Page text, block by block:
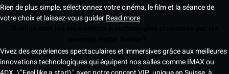
Rien de plus simple, sélectionnez votre cinéma, le film et la séance de
votre choix et laissez-vous guiderRead more
Vivez des expériences spectaculaires et immersives grâce aux meilleures
innovations technologiques qui équipent nos salles comme IMAX ou